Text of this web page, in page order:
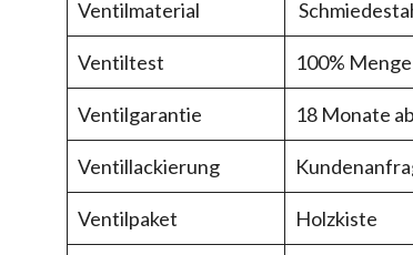
Ventilmaterial
Ventiltest 100%
Ventilgarantie 18 Monate
Ventillackierung
Ventilpaket Holzkiste